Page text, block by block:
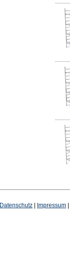
Datenschutz Impressum